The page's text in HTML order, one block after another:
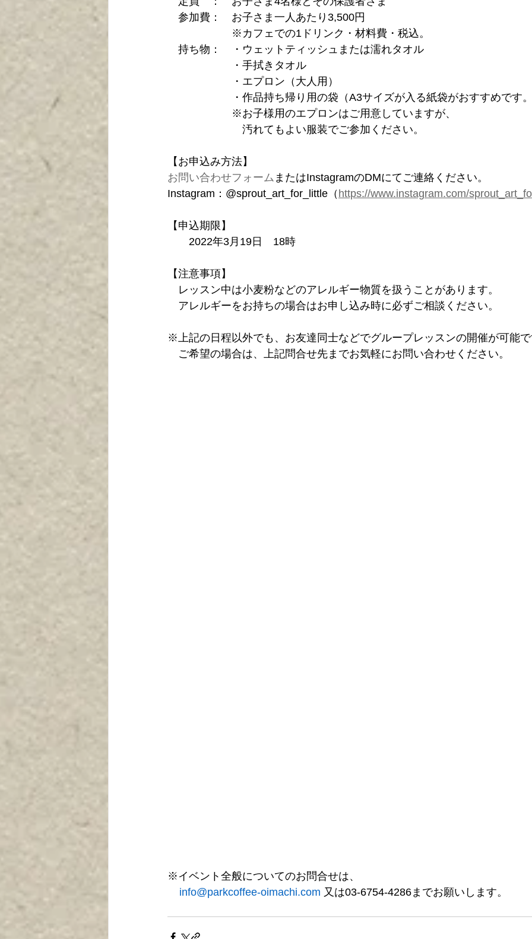
参加費：　お子さま一人あたり3,500円
※カフェでの1ドリンク・材料費・税込。
持ち物：　・ウェットティッシュまたは濡れタオル
・手拭きタオル
・エプロン（大人用）
・作品持ち帰り用の袋（A3サイズが入る紙袋がおすすめです
※お子様用のエプロンはご用意していますが、
汚れてもよい服装でご参加ください。
【お申込み方法】
お問い合わせフォーム またはInstagramのDMにてご連絡ください。
Instagram：@sprout_art_for_little（ https://www.instagram.com/
【申込期限】
2022年3月19日　18時
【注意事項】
レッスン中は小麦粉などのアレルギー物質を扱うことがあります。
アレルギーをお持ちの場合はお申し込み時に必ずご相談ください。
※上記の日程以外でも、お友達同士などでグループレッスンの開催が可能
ご希望の場合は、上記問合せ先までお気軽にお問い合わせください。
※イベント全般についてのお問合せは、
    info@parkcoffee-oimachi.com
又は03-6754-4286までお願いします。